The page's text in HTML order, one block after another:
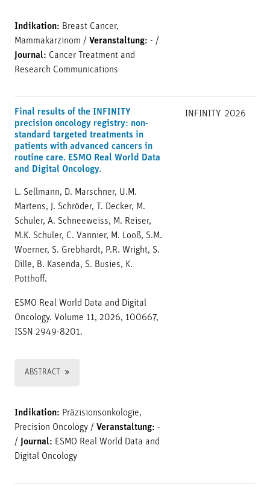
Indikation: Breast Cancer,
Mammakarzinom / Veranstaltung: - /
Journal: Cancer Treatment and
Research Communications
Final results of the INFINITY
precision oncology registry: non-
standard targeted treatments in
patients with advanced cancers in
routine care. ESMO Real World Data
and Digital Oncology.
L. Sellmann, D. Marschner, U.M.
Martens, J. Schröder, T. Decker, M.
Schuler, A. Schneeweiss, M. Reiser,
M.K. Schuler, C. Vannier, M. Looß, S.M.
Woerner, S. Grebhardt, P.R. Wright, S.
Dille, B. Kasenda, S. Busies, K.
Potthoff.
ESMO Real World Data and Digital
Oncology. Volume 11, 2026, 100667,
ISSN 2949-8201.
ABSTRACT
Indikation: Präzisionsonkologie,
Precision Oncology / Veranstaltung: -
/
Journal: ESMO Real World Data and
Digital Oncology
INFINITY 2026